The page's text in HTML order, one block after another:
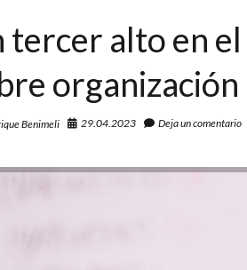
tercer alto en
Benimeli 29.04.2023 Deja un comentario